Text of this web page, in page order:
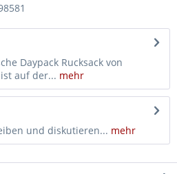
Daypack Rucksack von
auf der... mehr
und diskutieren... mehr